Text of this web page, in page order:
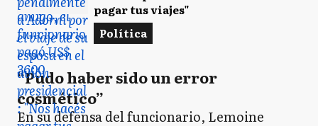
pagar tus viajes"
Política
“Pudo haber sido un error
cosmético”
En su defensa del funcionario, Lemoine